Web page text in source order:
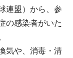
連盟）から、参
の感染者がいた
気や、消毒・清